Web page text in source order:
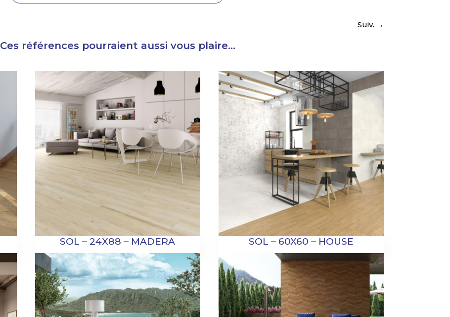
Suiv. →
Ces références pourraient aussi vous plaire...
SOL – 24X88 – MADERA SOL – 60X60 – HOUSE